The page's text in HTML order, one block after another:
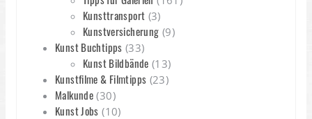
Kunsttransport (3)
Kunstversicherung (9)
Kunst Buchtipps (33)
Kunst Bildbände (13)
Kunstfilme & Filmtipps (23)
Malkunde (30)
Kunst Jobs (10)